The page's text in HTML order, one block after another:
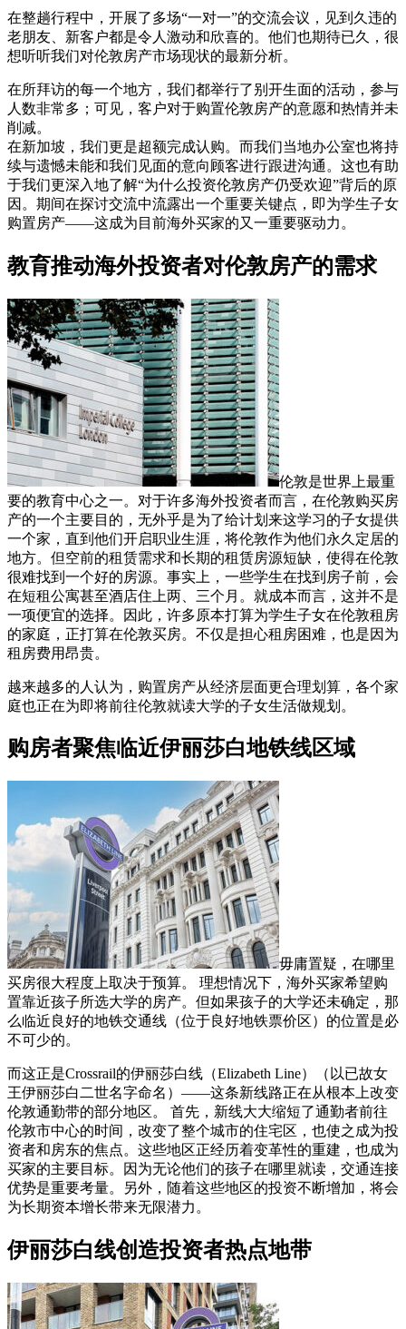
在整趟行程中，开展了多场“一对一”的交流会议，见到久违的
老朋友、新客户都是令人激动和欣喜的。他们也期待已久，很
想听听我们对伦敦房产市场现状的最新分析。
在所拜访的每一个地方，我们都举行了别开生面的活动，参与
人数非常多；可见，客户对于购置伦敦房产的意愿和热情并未
削减。
在新加坡，我们更是超额完成认购。而我们当地办公室也将持
续与遗憾未能和我们见面的意向顾客进行跟进沟通。这也有助
于我们更深入地了解“为什么投资伦敦房产仍受欢迎”背后的原
因。期间在探讨交流中流露出一个重要关键点，即为学生子女
购置房产——这成为目前海外买家的又一重要驱动力。
教育推动海外投资者对伦敦房产的需求
伦敦是世界上最重
要的教育中心之一。对于许多海外投资者而言，在伦敦购买房
产的一个主要目的，无外乎是为了给计划来这学习的子女提供
一个家，直到他们开启职业生涯，将伦敦作为他们永久定居的
地方。但空前的租赁需求和长期的租赁房源短缺，使得在伦敦
很难找到一个好的房源。事实上，一些学生在找到房子前，会
在短租公寓甚至酒店住上两、三个月。就成本而言，这并不是
一项便宜的选择。因此，许多原本打算为学生子女在伦敦租房
的家庭，正打算在伦敦买房。不仅是担心租房困难，也是因为
租房费用昂贵。
越来越多的人认为，购置房产从经济层面更合理划算，各个家
庭也正在为即将前往伦敦就读大学的子女生活做规划。
购房者聚焦临近伊丽莎白地铁线区域
毋庸置疑，在哪里
买房很大程度上取决于预算。 理想情况下，海外买家希望购
置靠近孩子所选大学的房产。但如果孩子的大学还未确定，那
么临近良好的地铁交通线（位于良好地铁票价区）的位置是必
不可少的。
而这正是Crossrail的伊丽莎白线（Elizabeth Line）（以已故女
王伊丽莎白二世名字命名）——这条新线路正在从根本上改变
伦敦通勤带的部分地区。 首先，新线大大缩短了通勤者前往
伦敦市中心的时间，改变了整个城市的住宅区，也使之成为投
资者和房东的焦点。这些地区正经历着变革性的重建，也成为
买家的主要目标。因为无论他们的孩子在哪里就读，交通连接
优势是重要考量。另外，随着这些地区的投资不断增加，将会
为长期资本增长带来无限潜力。
伊丽莎白线创造投资者热点地带